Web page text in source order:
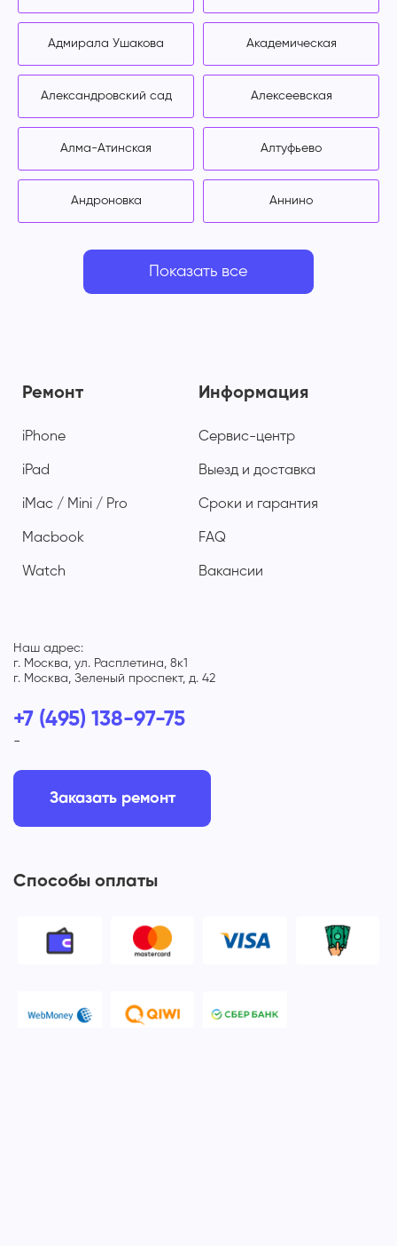
Адмирала Ушакова Академическая
Александровский сад Алексеевская
Алма-Атинская Алтуфьево
Андроновка Аннино
Показать все
Ремонт
iPhone
iPad
iMac / Mini / Pro
Macbook
Watch
Информация
Сервис-центр
Выезд и доставка
Сроки и гарантия
FAQ
Вакансии
Наш адрес:
г. Москва, ул. Расплетина, 8к1
г. Москва, Зеленый проспект, д. 42
+7 (495) 138-97-75
-
Заказать ремонт
Способы оплаты